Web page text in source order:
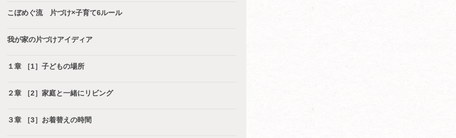
こぼめぐ流 片づけ×子育て6ルール
我が家の片づけアイディア
１章 ［1］子どもの場所
２章 ［2］家庭と一緒にリビング
３章 ［3］お着替えの時間